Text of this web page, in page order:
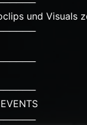
und Visuals